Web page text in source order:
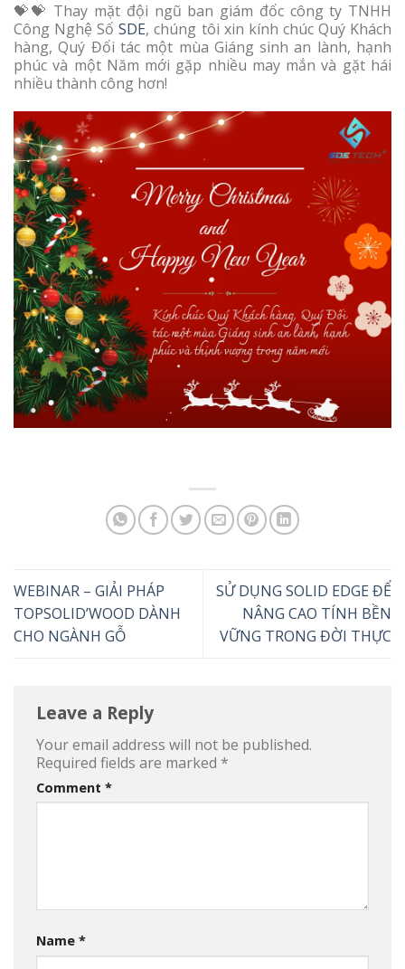
💝💝 Thay mặt đội ngũ ban giám đốc công ty TNHH
Công Nghệ SốSDE, chúng tôi xin kính chúc Quý Khách
hàng, Quý Đối tác một mùa Giáng sinh an lành, hạnh
phúc và một Năm mới gặp nhiều may mắn và gặt hái
nhiều thành công hơn!
WEBINAR – GIẢI PHÁP
TOPSOLID’WOOD DÀNH
CHO NGÀNH GỖ
SỬ DỤNG SOLID EDGE ĐỂ
NÂNG CAO TÍNH BỀN
VỮNG TRONG ĐỜI THỰC
Leave a Reply
Your email address will not be published.
Required fields are marked *
Comment *
Name *